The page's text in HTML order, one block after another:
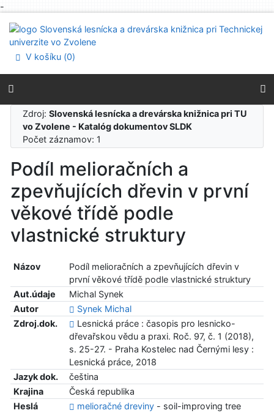
-
Prejsť na menu
Prehlásenie o webovej prístupnosti
V košíku (0)
Zdroj:Slovenská lesnícka a drevárska knižnica pri TU
vo Zvolene - Katalóg dokumentov SLDK
Počet záznamov: 1
Podíl melioračních a
zpevňujících dřevin v první
věkové třídě podle
vlastnické struktury
Názov
Podíl melioračních a zpevňujících dřevin v
první věkové třídě podle vlastnické struktury
Aut.údaje
Michal Synek
Autor
Synek Michal
Zdroj.dok.
Lesnická práce : časopis pro lesnicko-
dřevařskou vědu a praxi. Roč. 97, č. 1 (2018),
s. 25-27. - Praha Kostelec nad Černými lesy :
Lesnická práce, 2018
Jazyk dok.
čeština
Krajina
Česká republika
Heslá
melioračné dreviny- soil-improving tree